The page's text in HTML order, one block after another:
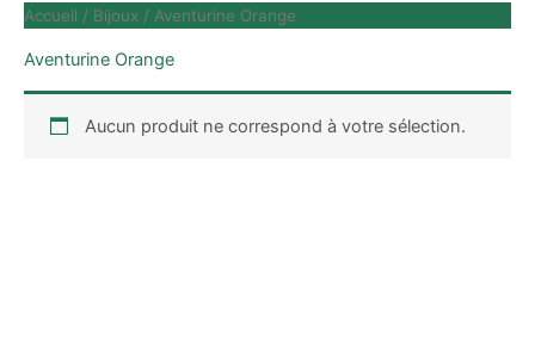
Accueil / Bijoux / Aventurine Orange
Aventurine Orange
Aucun produit ne correspond à votre sélection.